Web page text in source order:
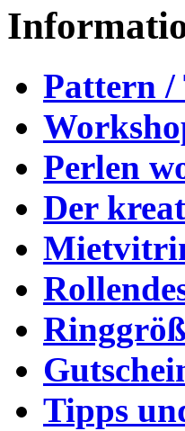
Pattern
Perlen
Der
Tipps